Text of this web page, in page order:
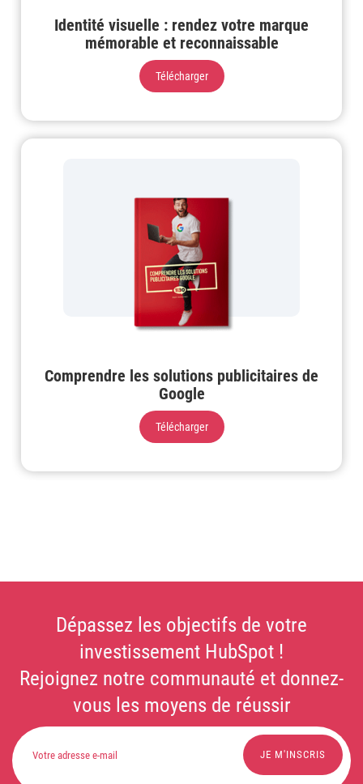
Identité visuelle : rendez votre marque
mémorable et reconnaissable
Télécharger
Comprendre les solutions publicitaires de
Google
Télécharger
Dépassez les objectifs de votre
investissement HubSpot !
Rejoignez notre communauté et donnez-
vous les moyens de réussir